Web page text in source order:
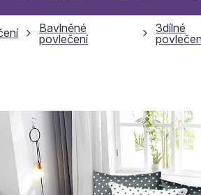
Bavlněné
povlečení
3dílné